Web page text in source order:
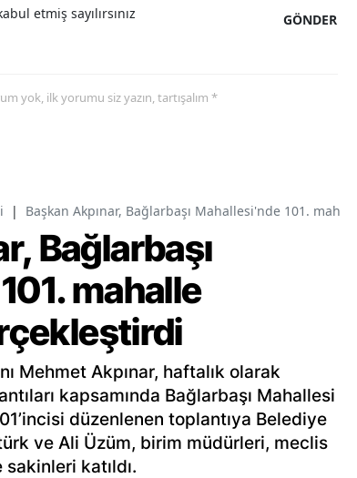
GÖNDER
etmiş sayılırsınız
yok, ilk yorumu siz yazın, tartışalım *
| Başkan Akpınar, Bağlarbaşı Mahallesi'nde 101.
Bağlarbaşı
mahalle
Mehmet Akpınar, haftalık olarak
kapsamında Bağlarbaşı Mahallesi
düzenlenen toplantıya Belediye
ve Ali Üzüm, birim müdürleri, meclis
katıldı.